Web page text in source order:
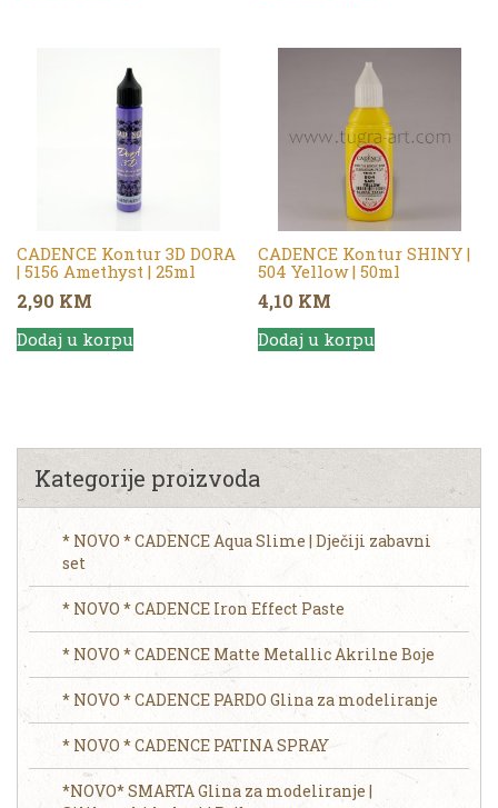
CADENCE Kontur 3D DORA
| 5156 Amethyst | 25ml
2,90 KM
Dodaj u korpu
CADENCE Kontur SHINY |
504 Yellow | 50ml
4,10 KM
Dodaj u korpu
Kategorije proizvoda
* NOVO * CADENCE Aqua Slime | Dječiji zabavni
set
* NOVO * CADENCE Iron Effect Paste
* NOVO * CADENCE Matte Metallic Akrilne Boje
* NOVO * CADENCE PARDO Glina za modeliranje
* NOVO * CADENCE PATINA SPRAY
*NOVO* SMARTA Glina za modeliranje |